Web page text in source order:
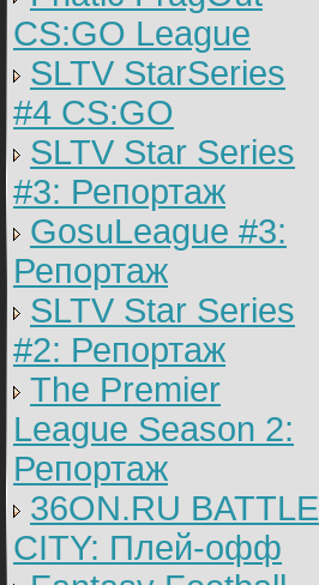
CS:GO League
SLTV StarSeries
#4 CS:GO
SLTV Star Series
#3: Репортаж
GosuLeague #3:
Репортаж
SLTV Star Series
#2: Репортаж
The Premier
League Season 2:
Репортаж
36ON.RU BATTLE
CITY: Плей-офф